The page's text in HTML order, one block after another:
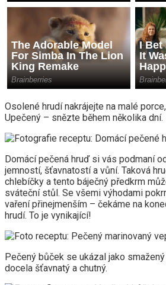
Osolené hrudí nakrájejte na malé
Upečený – snězte během několika dní.
Domácí pečená hruď si vás podmaní
jemností, šťavnatostí a vůní. Taková
chlebíčky a tento báječný předkrm
sváteční stůl. Se všemi výhodami
vaření přinejmenším – čekáme na
hrudí. To je vynikající!
Pečený bůček se ukázal jako
docela šťavnatý a chutný.